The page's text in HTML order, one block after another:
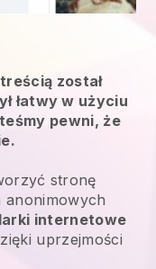
został
łatwy w użyciu
pewni, że
stronę
anonimowych
internetowe
uprzejmości